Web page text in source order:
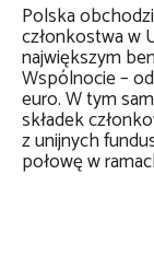
Polska
członkostwa w
największym
Wspólnocie –
euro. W tym
składek
z unijnych
połowę w